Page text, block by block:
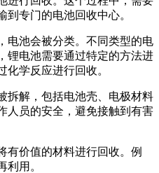
专门的电池回收中心。
电池会被分类。不同类型的电
锂电池需要通过特定的方法进
学反应进行回收。
拆解，包括电池壳、电极材料
人员的安全，避免接触到有害
有价值的材料进行回收。例
利用。